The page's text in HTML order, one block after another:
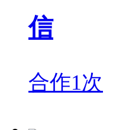
信
合作1次